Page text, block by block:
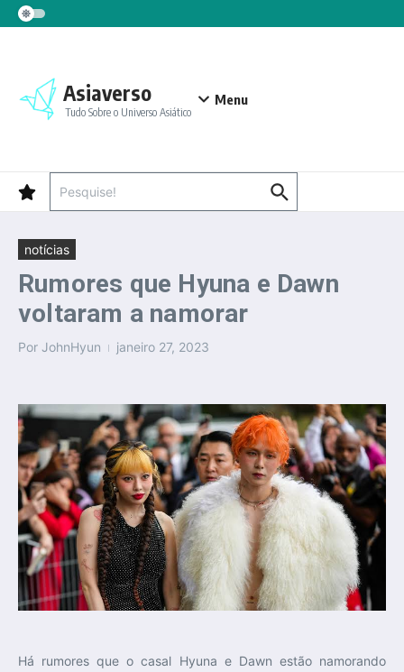
Ir para o conteúdo
Asiaverso
Tudo Sobre o Universo Asiático
Menu
notícias
Rumores que Hyuna e Dawn
voltaram a namorar
Por JohnHyun janeiro 27, 2023
Há rumores que o casal Hyuna e Dawn estão namorando